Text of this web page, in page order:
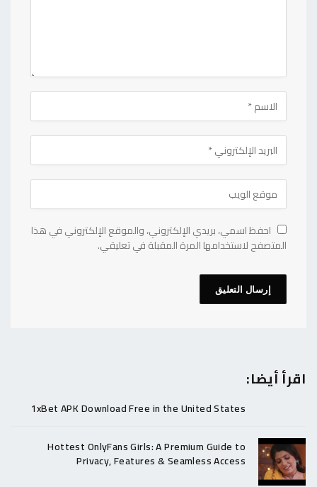
احفظ اسمي، بريدي الإلكتروني، والموقع الإلكتروني في هذا
المتصفح لاستخدامها المرة المقبلة في تعليقي.
اقرأ أيضا:
1xBet APK Download Free in the United States
Hottest OnlyFans Girls: A Premium Guide to
Privacy, Features & Seamless Access